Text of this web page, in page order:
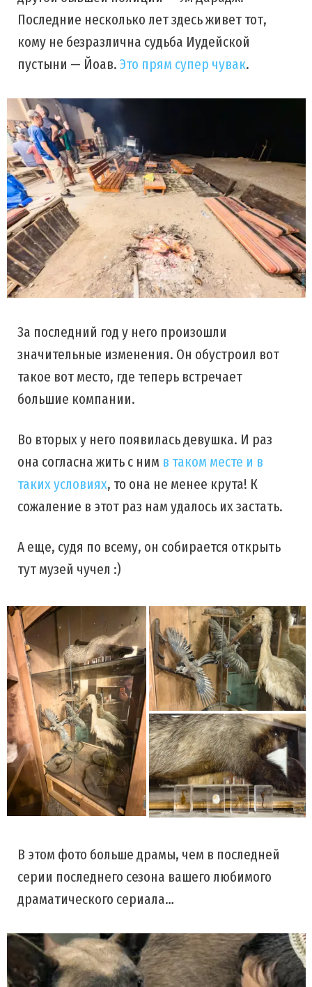
Последние несколько лет здесь живет тот,
кому не безразлична судьба Иудейской
пустыни — Йоав.Это прям супер чувак.
За последний год у него произошли
значительные изменения. Он обустроил вот
такое вот место, где теперь встречает
большие компании.
Во вторых у него появилась девушка. И раз
она согласна жить с ним в таком месте и в
таких условиях, то она не менее крута! К
сожаление в этот раз нам удалось их застать.
А еще, судя по всему, он собирается открыть
тут музей чучел :)
В этом фото больше драмы, чем в последней
серии последнего сезона вашего любимого
драматического сериала…